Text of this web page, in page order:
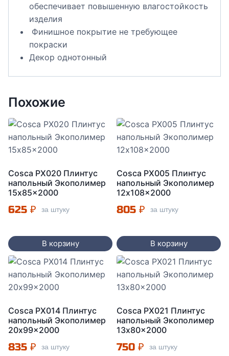
обеспечивает повышенную влагостойкость
изделия
Финишное покрытие не требующее
покраски
Декор однотонный
Похожие
Cosca PX020 Плинтус
напольный Экополимер
15x85x2000
625 ₽ за штуку
В корзину
Cosca PX005 Плинтус
напольный Экополимер
12x108x2000
805 ₽ за штуку
В корзину
Cosca PX014 Плинтус
напольный Экополимер
20x99x2000
835 ₽ за штуку
Cosca PX021 Плинтус
напольный Экополимер
13x80x2000
750 ₽ за штуку